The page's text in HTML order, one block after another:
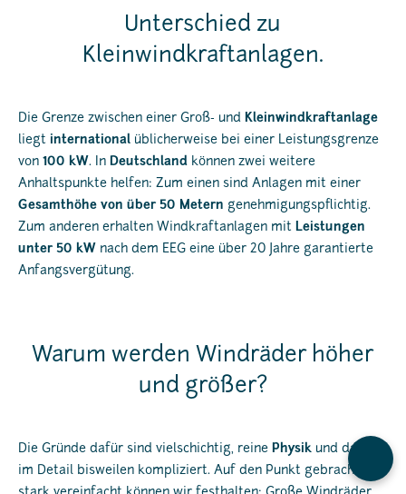
Unterschied zu
Kleinwindkraftanlagen.
Die Grenze zwischen einer Groß- und Kleinwindkraftanlage
liegt international üblicherweise bei einer Leistungsgrenze
von 100 kW. In Deutschland können zwei weitere
Anhaltspunkte helfen: Zum einen sind Anlagen mit einer
Gesamthöhe von über 50 Metern genehmigungspflichtig.
Zum anderen erhalten Windkraftanlagen mit Leistungen
unter 50 kW nach dem EEG eine über 20 Jahre garantierte
Anfangsvergütung.
Warum werden Windräder höher
und größer?
Die Gründe dafür sind vielschichtig, reine Physik und damit
im Detail bisweilen kompliziert. Auf den Punkt gebracht und